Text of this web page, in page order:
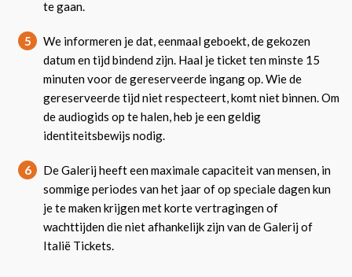
te gaan.
5
We informeren je dat, eenmaal geboekt, de gekozen
datum en tijd bindend zijn. Haal je ticket ten minste 15
minuten voor de gereserveerde ingang op. Wie de
gereserveerde tijd niet respecteert, komt niet binnen. Om
de audiogids op te halen, heb je een geldig
identiteitsbewijs nodig.
6
De Galerij heeft een maximale capaciteit van mensen, in
sommige periodes van het jaar of op speciale dagen kun
je te maken krijgen met korte vertragingen of
wachttijden die niet afhankelijk zijn van de Galerij of
Italië Tickets.